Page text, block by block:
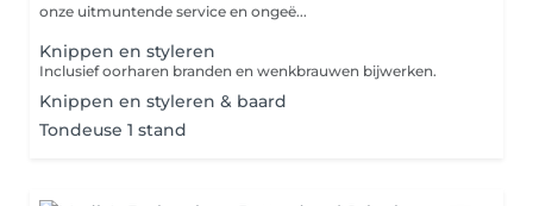
onze uitmuntende service en ongeë...
Knippen en styleren
Inclusief oorharen branden en wenkbrauwen bijwerken.
Knippen en styleren & baard
Tondeuse 1 stand